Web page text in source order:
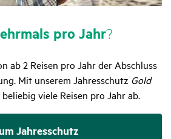
pro Jahr?
ab 2 Reisen pro Jahr der Abschluss
Mit unserem Jahresschutz Gold
viele Reisen pro Jahr ab.
Jahresschutz